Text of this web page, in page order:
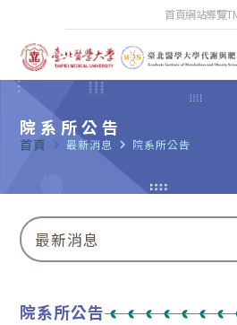
首頁網站導覽
院系所公告
首頁 navigate_next 最新消息 navigate_next 院系所公告
最新消息
院系所公告